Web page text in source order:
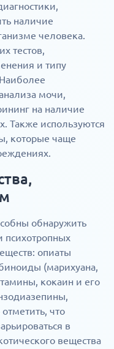
наличие
человека.
тестов,
и типу
мочи,
на наличие
Также используются
которые чаще
обнаружить
психотропных
опиаты
(марихуана,
кокаин и его
что
в
вещества